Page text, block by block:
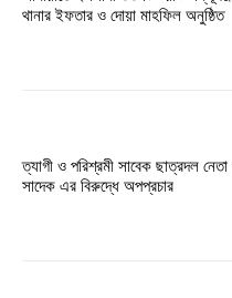
থানার ইফতার ও দোয়া মাহফিল অনুষ্ঠিত
ত্যাগী ও পরিশ্রমী সাবেক ছাত্রদল
সাদেক এর বিরুদ্ধে অপপ্রচার